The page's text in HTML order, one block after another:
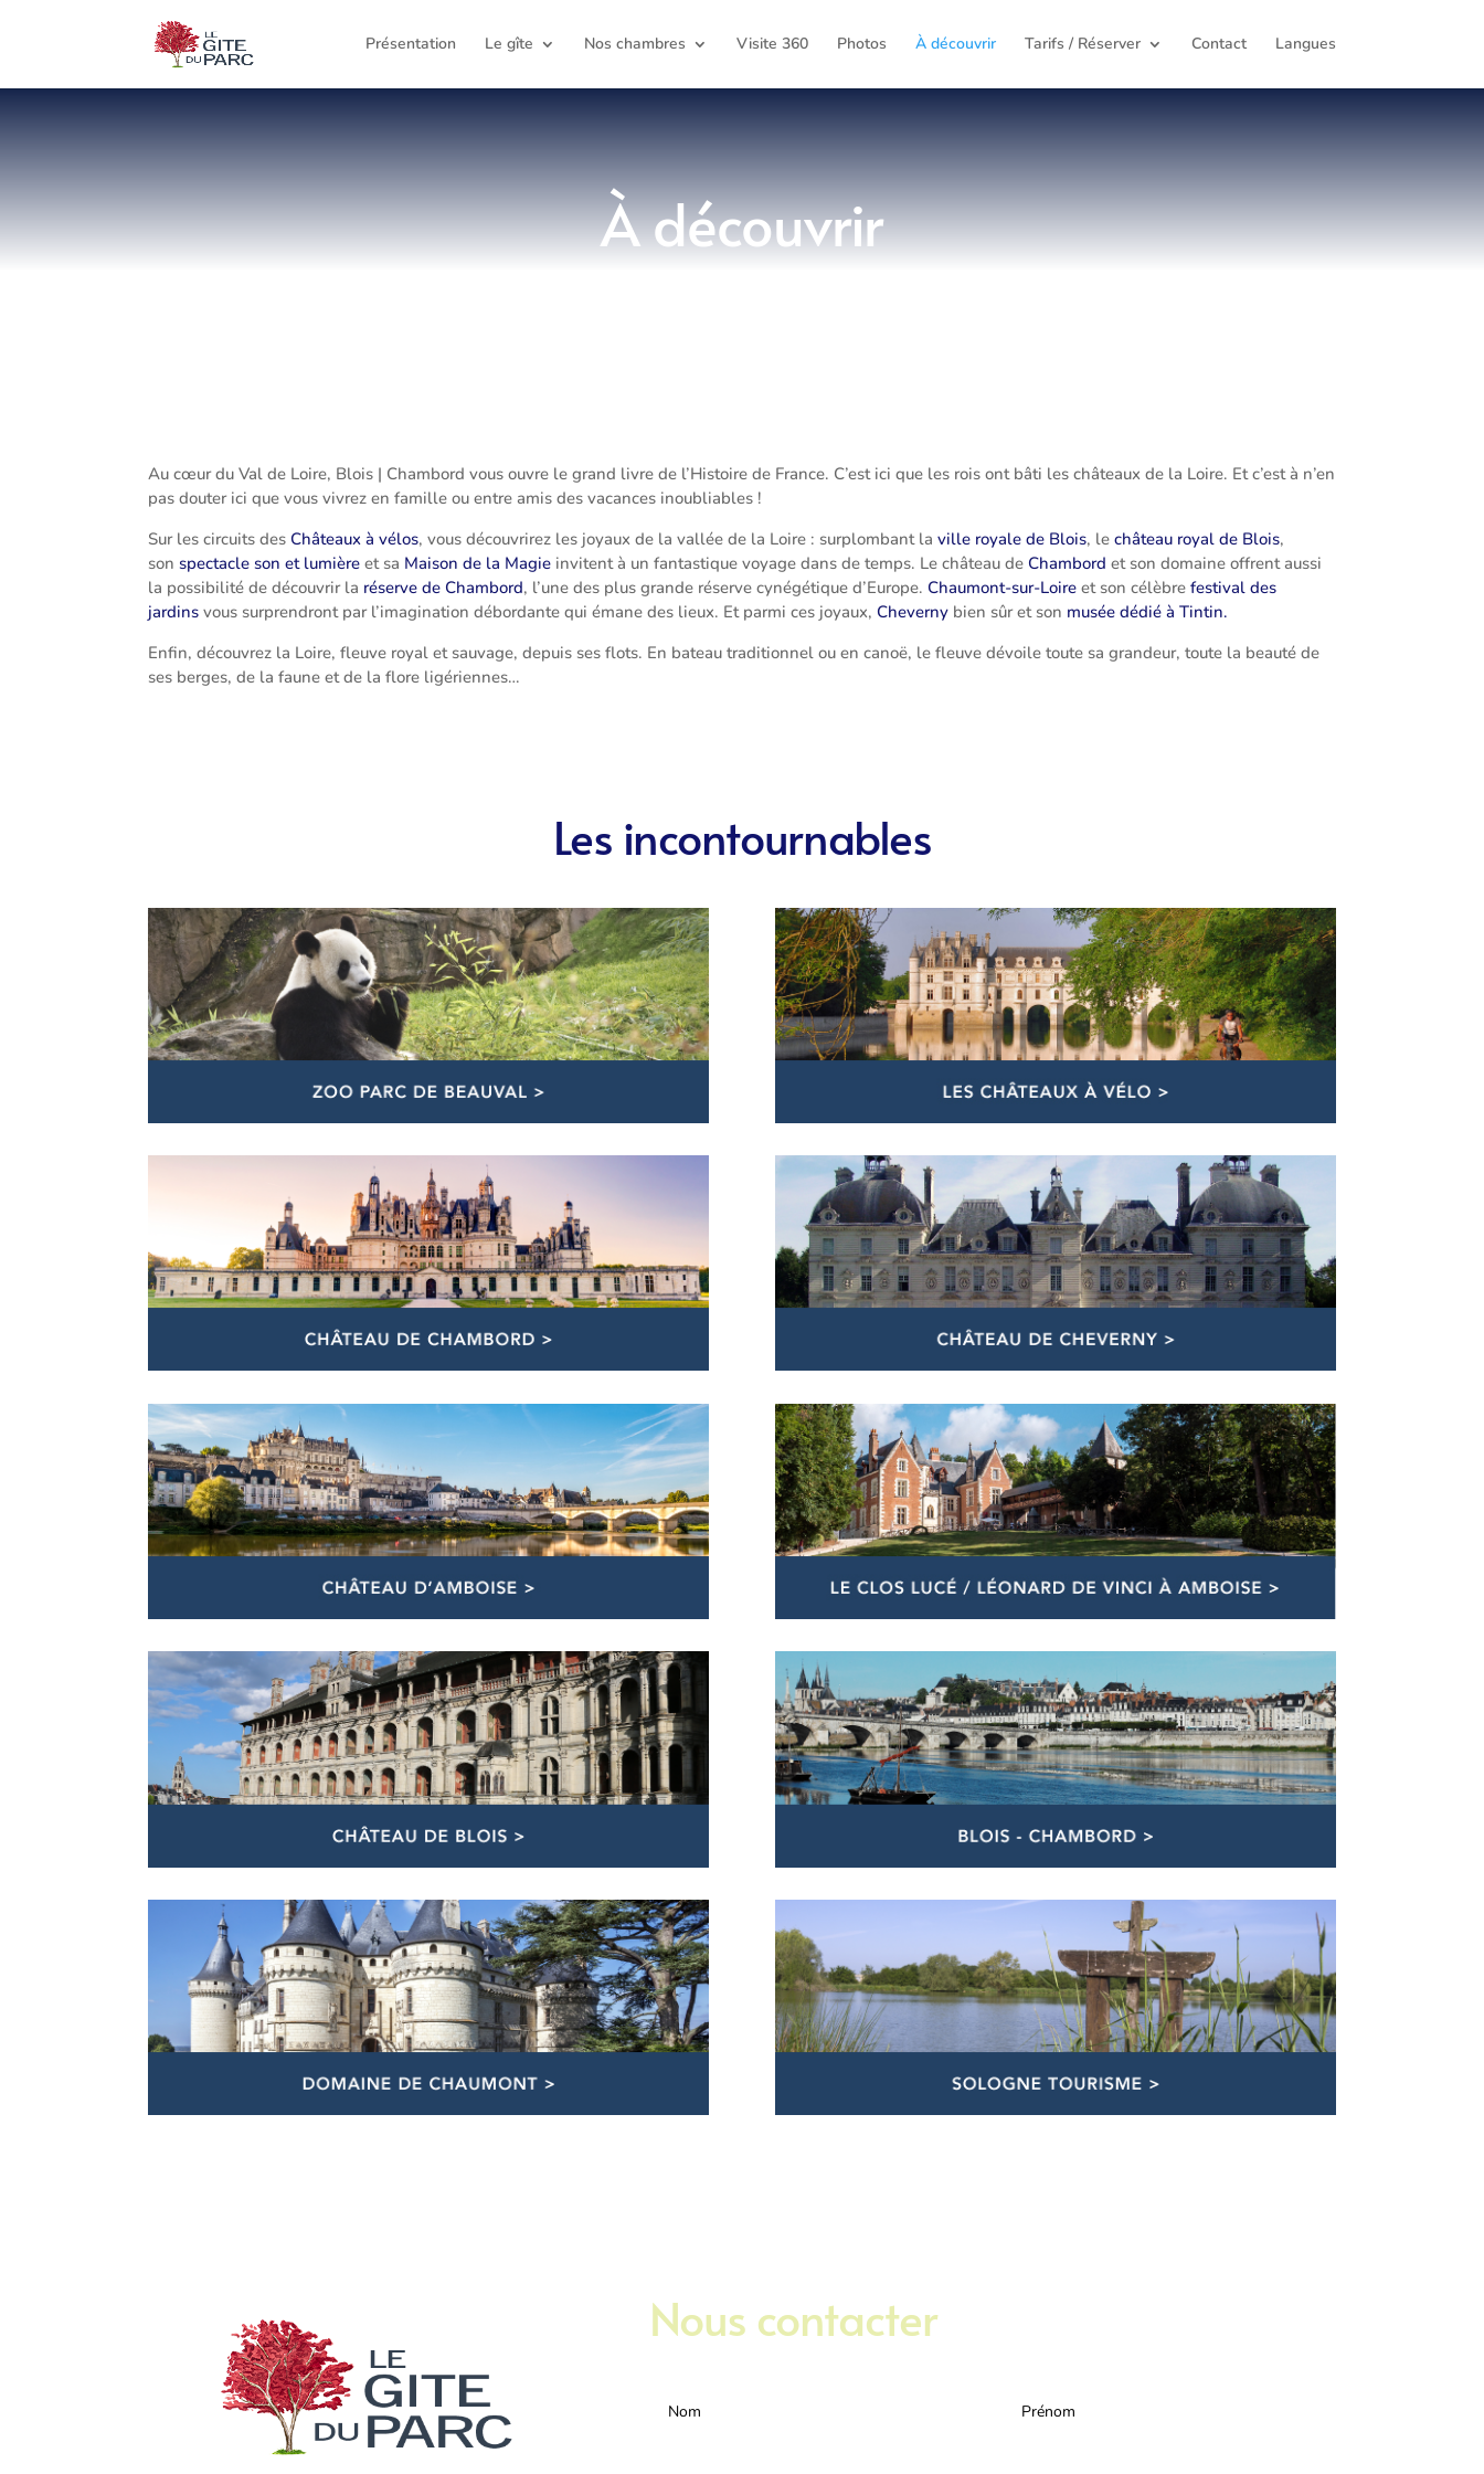
Présentation Le gîte Nos chambres Visite 360 Photos À découvrir Tarifs / Réserver Contact Langues
À découvrir
Au cœur du Val de Loire, Blois | Chambord vous ouvre le grand livre de l’Histoire de France. C’est ici que les rois ont bâti les châteaux de la Loire. Et c’est à n’en
pas douter ici que vous vivrez en famille ou entre amis des vacances inoubliables !
Sur les circuits des Châteaux à vélos, vous découvrirez les joyaux de la vallée de la Loire : surplombant laville royale de Blois, lechâteau royal de Blois,
sonspectacle son et lumière et sa Maison de la Magie invitent à un fantastique voyage dans de temps. Le château de Chambord et son domaine offrent aussi
la possibilité de découvrir la réserve de Chambord, l’une des plus grande réserve cynégétique d’Europe. Chaumont-sur-Loire et son célèbrefestival des
jardins vous surprendront par l’imagination débordante qui émane des lieux. Et parmi ces joyaux, Cheverny bien sûr et son musée dédié à Tintin.
Enfin, découvrez la Loire, fleuve royal et sauvage, depuis ses flots. En bateau traditionnel ou en canoë, le fleuve dévoile toute sa grandeur, toute la beauté de
ses berges, de la faune et de la flore ligériennes…
Les incontournables
Nous contacter